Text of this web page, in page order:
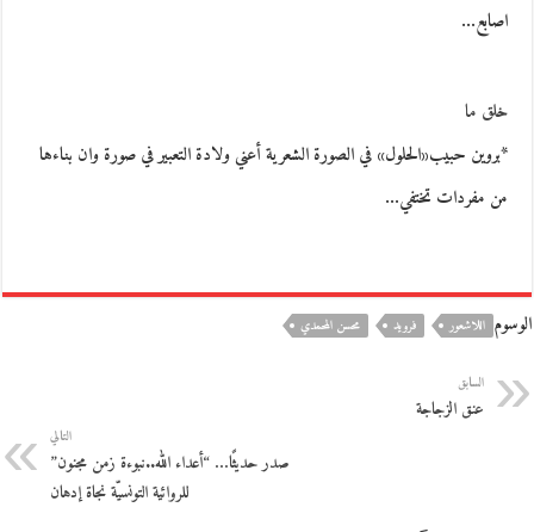
اصابع…
خلق ما
*بروين حبيب«الحلول» في الصورة الشعرية أعني ولادة التعبير في صورة وان بناءها
من مفردات تختفي…
الوسوم اللاشعور فرويد محسن المحمدي
السابق
عنق الزجاجة
التالي
صدر حديثًا… “أعداء الله..نبوءة زمن مجنون”
للروائية التونسيّة نجاة إدهان